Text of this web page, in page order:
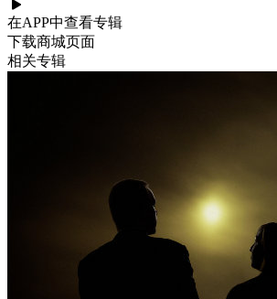
在APP中查看专辑
下载商城页面
相关专辑